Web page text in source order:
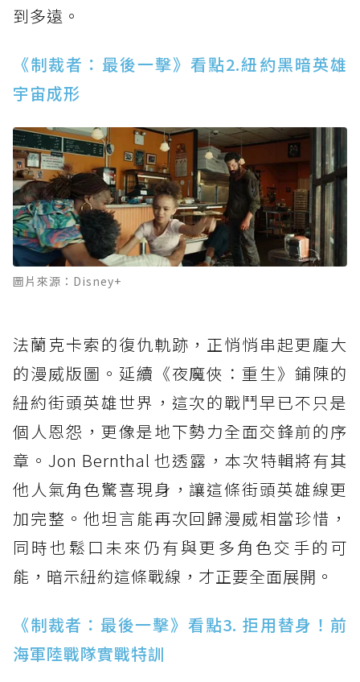
到多遠。
《制裁者：最後一擊》看點2.紐約黑暗英雄
宇宙成形
圖片來源：Disney+
法蘭克卡索的復仇軌跡，正悄悄串起更龐大
的漫威版圖。延續《夜魔俠：重生》鋪陳的
紐約街頭英雄世界，這次的戰鬥早已不只是
個人恩怨，更像是地下勢力全面交鋒前的序
章。Jon Bernthal 也透露，本次特輯將有其
他人氣角色驚喜現身，讓這條街頭英雄線更
加完整。他坦言能再次回歸漫威相當珍惜，
同時也鬆口未來仍有與更多角色交手的可
能，暗示紐約這條戰線，才正要全面展開。
《制裁者：最後一擊》看點3. 拒用替身！前
海軍陸戰隊實戰特訓